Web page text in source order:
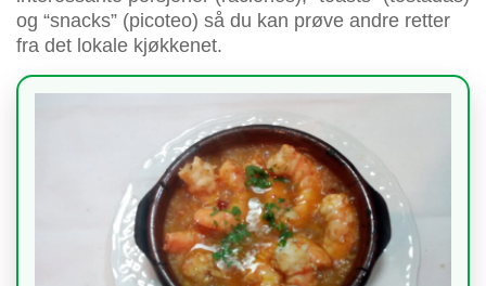
og “snacks” (picoteo) så du kan prøve andre retter
fra det lokale kjøkkenet.